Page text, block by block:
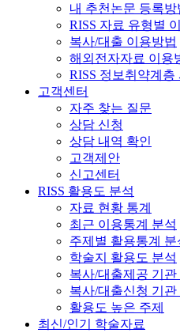
내 추천논문 등록방
RISS 자료 유형별
복사/대출 이용방법
해외전자자료 이용
RISS 정보취약계층
고객센터
자주 찾는 질문
상담 신청
상담 내역 확인
고객제안
신고센터
RISS 활용도 분석
자료 현황 통계
최근 이용통계 분석
주제별 활용통계 분
학술지 활용도 분석
복사/대출제공 기관
복사/대출신청 기관
활용도 높은 주제
최신/인기 학술자료